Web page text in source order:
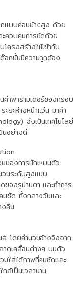
กแบบค่อนข้างสูง ด้วย
ะควบคุมการขัดด้วย
ครงสร้างให้เข้ากับ
อกนั้นมีความถูกต้อง
ค่าพารามิเตอร์ของกรอบ
ะยะห่างหน้าแว่น มาคำ
จึงเป็นเทคโนโลยี
นอย่างดี
ของการหักเหบนตัว
วนระดับสูงแบบ
องรูม่านตา และทำการ
มชัด ทั้งกลางวันและ
งคืน
ส์ โดยคำนวนอ้างอิงจาก
าดเคลื่อนต่างๆ บนตัว
ใส่ได้ภาพที่คมชัดและ
ล้เป็นเวลานาน